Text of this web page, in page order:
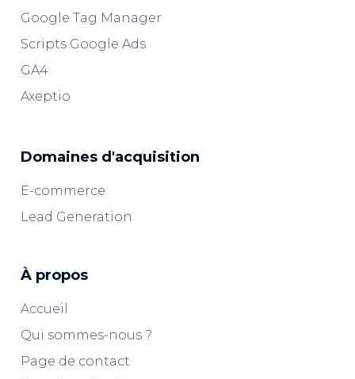
Google Tag Manager
Scripts Google Ads
GA4
Axeptio
Domaines d'acquisition
E-commerce
Lead Generation
À propos
Accueil
Qui sommes-nous ?
Page de contact